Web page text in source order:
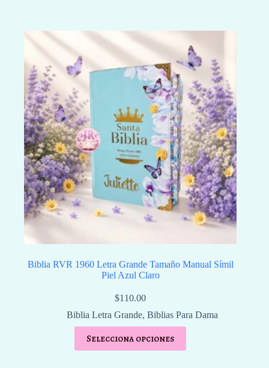
Biblia RVR 1960 Letra Grande Tamaño Manual Símil
Piel Azul Claro
$110.00
Biblia Letra Grande,Biblias Para Dama
Selecciona opciones